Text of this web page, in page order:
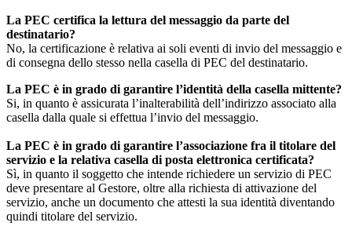
La PEC certifica la lettura del messaggio da parte del
destinatario?
No, la certificazione è relativa ai soli eventi di invio del messaggio e
di consegna dello stesso nella casella di PEC del destinatario.
La PEC è in grado di garantire l’identità della casella mittente?
Si, in quanto è assicurata l’inalterabilità dell’indirizzo associato alla
casella dalla quale si effettua l’invio del messaggio.
La PEC è in grado di garantire l’associazione fra il titolare del
servizio e la relativa casella di posta elettronica certificata?
Sì, in quanto il soggetto che intende richiedere un servizio di PEC
deve presentare al Gestore, oltre alla richiesta di attivazione del
servizio, anche un documento che attesti la sua identità diventando
quindi titolare del servizio.